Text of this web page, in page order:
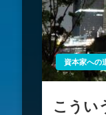
資本家への
こうい